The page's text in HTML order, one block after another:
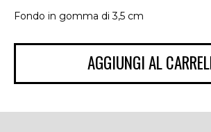
Fondo in gomma di 3,5 cm
AGGIUNGI AL